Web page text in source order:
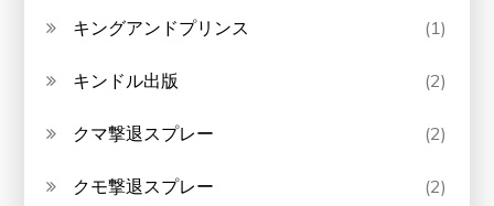
キングアンドプリンス (1)
キンドル出版 (2)
クマ撃退スプレー (2)
クモ撃退スプレー (2)